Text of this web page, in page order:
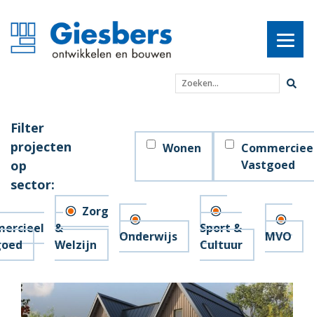
Zoeken...
Filter
projecten
op
sector:
Wonen
Vastgoed
Zorg
&
Welzijn
Onderwijs
Sport &
Cultuur
MVO